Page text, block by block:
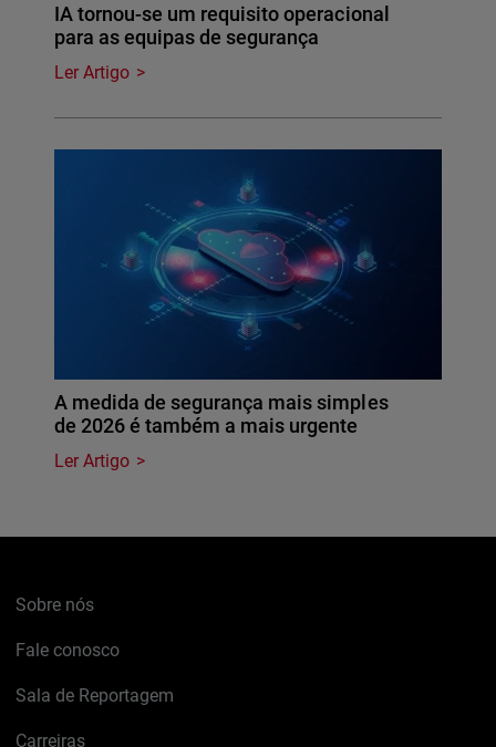
IA tornou-se um requisito operacional
para as equipas de segurança
Ler Artigo
A medida de segurança mais simples
de 2026 é também a mais urgente
Ler Artigo
Sobre nós
Fale conosco
Sala de Reportagem
Carreiras